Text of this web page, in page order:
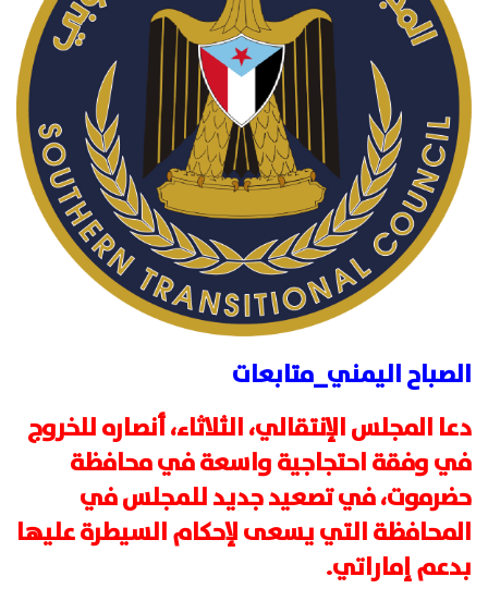
الصباح اليمني_متابعات
دعا المجلس الإنتقالي، الثلاثاء، أنصاره للخروج
في وفقة احتجاجية واسعة في محافظة
حضرموت، في تصعيد جديد للمجلس في
المحافظة التي يسعى لإحكام السيطرة عليها
بدعم إماراتي.